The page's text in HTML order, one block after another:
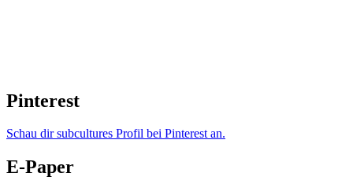
Pinterest
Schau dir subcultures Profil bei Pinterest an.
E-Paper